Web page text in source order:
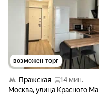
возможен торг
Пражская
14 мин.
Москва,улица Красного